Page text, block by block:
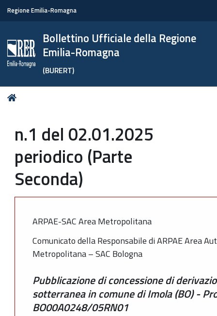
Regione Emilia-Romagna
Bollettino Ufficiale della Regione
Emilia-Romagna
(BURERT)
Tu
n.1 del 02.01.2025
periodico (Parte
Seconda)
ARPAE-SAC Area Metropolitana
Comunicato della Responsabile di ARPAE Area
Metropolitana – SAC Bologna
Pubblicazione di concessione di
sotterranea in comune di Imola (BO) -
BO00A0248/05RN01